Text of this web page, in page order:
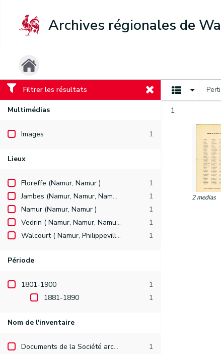
Archives régionales de
Filtrer les résultats
Multimédias
Images 1
Lieux
Floreffe (Namur, Namur )
1
Jambes (Namur, Namur, Namur )
1
Namur (Namur, Namur )
1
Vedrin ( Namur, Namur, Namur )
1
Walcourt ( Namur, Philippeville )
1
Période
1801-1900
1
1881-1890
1
Nom de l'inventaire
Documents de la Société archéologique de Namur 1
1
2 medias